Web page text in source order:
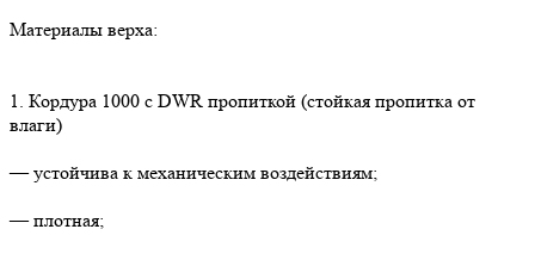
Материалы верха:
1. Кордура 1000 с DWR пропиткой (стойкая пропитка от
влаги)
— устойчива к механическим воздействиям;
— плотная;